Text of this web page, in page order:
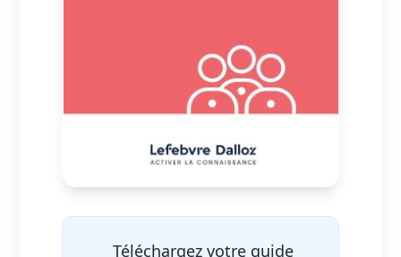
Téléchargez votre guide